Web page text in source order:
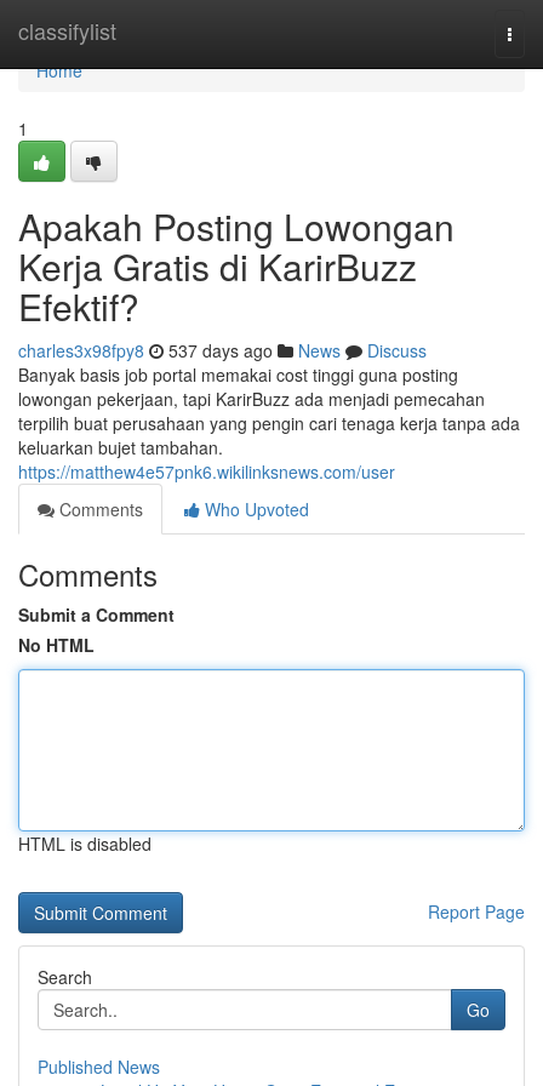
classifylist
Home
Home
1
Apakah Posting Lowongan
Kerja Gratis di KarirBuzz
Efektif?
charles3x98fpy8 537 days ago News
Discuss
Banyak basis job portal memakai cost tinggi guna posting
lowongan pekerjaan, tapi KarirBuzz ada menjadi pemecahan
terpilih buat perusahaan yang pengin cari tenaga kerja tanpa ada
keluarkan bujet tambahan.
https://matthew4e57pnk6.wikilinksnews.com/user
Comments
Who Upvoted
Comments
Submit a Comment
No HTML
HTML is disabled
Report Page
Search
Go
Published News